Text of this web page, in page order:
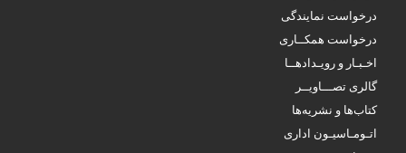
درخواست نمایندگی
درخواست همکــاری
اخـبـار و رویـدادهــا
گالری تصـــاویــر
کتاب‌ها و نشریه‌ها
اتـومـاسیـون اداری